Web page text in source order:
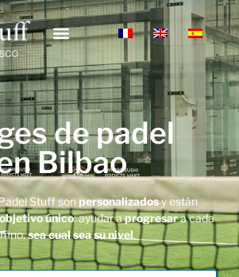
de padel
Bilbao
Stuff sonpersonalizadosy están
único: ayudar aprogresara cada
sea cual sea su nivel.